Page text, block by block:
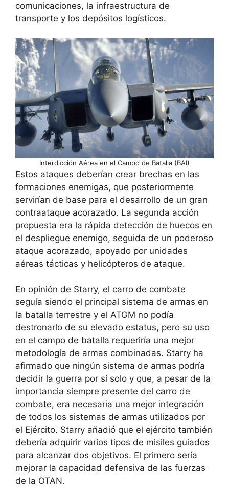
comunicaciones, la infraestructura de
transporte y los depósitos logísticos.
Interdicción Aérea en el Campo de Batalla (BAI)
Estos ataques deberían crear brechas en las
formaciones enemigas, que posteriormente
servirían de base para el desarrollo de un gran
contraataque acorazado. La segunda acción
propuesta era la rápida detección de huecos en
el despliegue enemigo, seguida de un poderoso
ataque acorazado, apoyado por unidades
aéreas tácticas y helicópteros de ataque.
En opinión de Starry, el carro de combate
seguía siendo el principal sistema de armas en
la batalla terrestre y el ATGM no podía
destronarlo de su elevado estatus, pero su uso
en el campo de batalla requeriría una mejor
metodología de armas combinadas. Starry ha
afirmado que ningún sistema de armas podría
decidir la guerra por sí solo y que, a pesar de la
importancia siempre presente del carro de
combate, era necesaria una mejor integración
de todos los sistemas de armas utilizados por
el Ejército. Starry añadió que el ejército también
debería adquirir varios tipos de misiles guiados
para alcanzar dos objetivos. El primero sería
mejorar la capacidad defensiva de las fuerzas
de la OTAN.